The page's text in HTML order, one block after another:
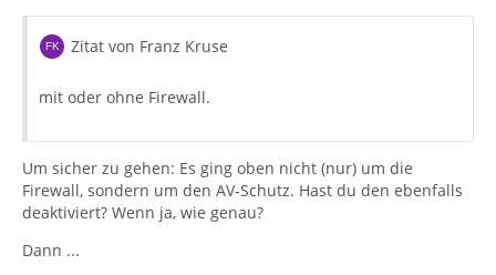
Zitat von Franz Kruse
mit oder ohne Firewall.
Um sicher zu gehen: Es ging oben nicht (nur) um die
Firewall, sondern um den AV-Schutz. Hast du den ebenfalls
deaktiviert? Wenn ja, wie genau?
Dann ...